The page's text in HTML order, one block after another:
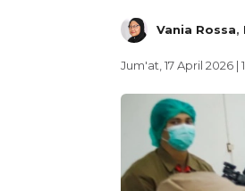
Vania Rossa,
Jum'at, 17 April 2026 |